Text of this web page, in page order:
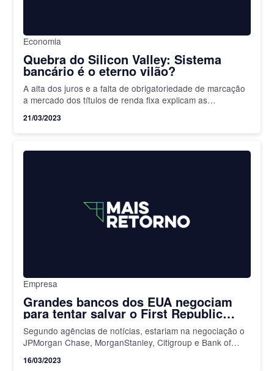
Economia
Quebra do Silicon Valley: Sistema
bancário é o eterno vilão?
A alta dos juros e a falta de obrigatoriedade de marcação
a mercado dos títulos de renda fixa explicam as
21/03/2023
Empresa
Grandes bancos dos EUA negociam
para tentar salvar o First Republic
Bank
Segundo agências de notícias, estariam na negociação o
JPMorgan Chase, MorganStanley, Citigroup e Bank of
16/03/2023